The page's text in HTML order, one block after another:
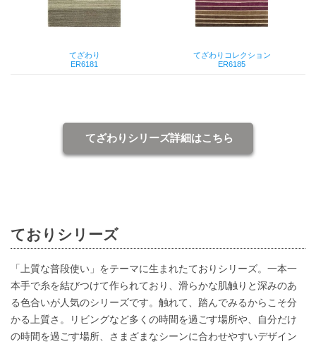
てざわり
ER6181
てざわりコレクション
ER6185
てざわりシリーズ詳細はこちら
ておりシリーズ
「上質な普段使い」をテーマに生まれたておりシリーズ。一本一
本手で糸を結びつけて作られており、滑らかな肌触りと深みのあ
る色合いが人気のシリーズです。触れて、踏んでみるからこそ分
かる上質さ。リビングなど多くの時間を過ごす場所や、自分だけ
の時間を過ごす場所、さまざまなシーンに合わせやすいデザイン